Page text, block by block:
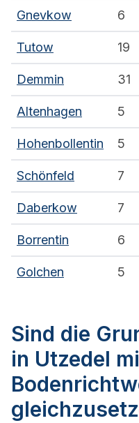
Gnevkow 6
Tutow 19
Demmin 31
Altenhagen 5
Hohenbollentin 5
Schönfeld 7
Daberkow 7
Borrentin 6
Golchen 5
Sind die
in Utzedel